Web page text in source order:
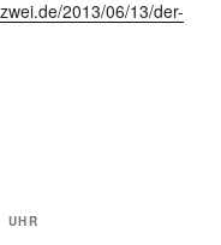
2013/06/13/der-